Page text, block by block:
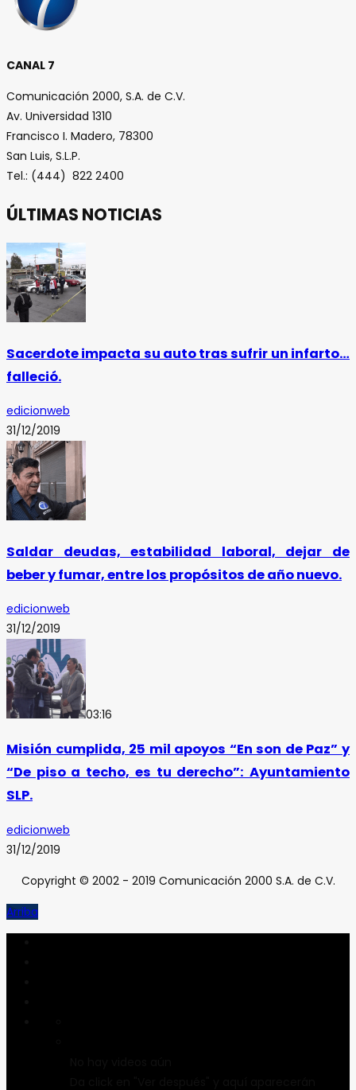
CANAL 7
Comunicación 2000, S.A. de C.V.
Av. Universidad 1310
Francisco I. Madero, 78300
San Luis, S.L.P.
Tel.: (444) 822 2400
ÚLTIMAS NOTICIAS
Sacerdote impacta su auto tras sufrir un infarto…
falleció.
edicionweb
31/12/2019
Saldar deudas, estabilidad laboral, dejar de
beber y fumar, entre los propósitos de año nuevo.
edicionweb
31/12/2019
03:16
Misión cumplida, 25 mil apoyos “En son de Paz” y
“De piso a techo, es tu derecho”: Ayuntamiento
SLP.
edicionweb
31/12/2019
Copyright © 2002 - 2019 Comunicación 2000 S.A. de C.V.
Arriba